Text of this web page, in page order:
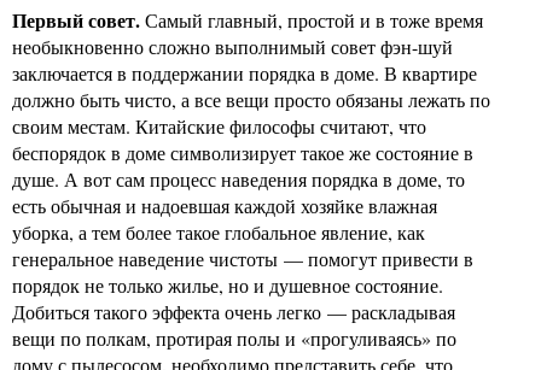
Первый совет.Самый главный, простой и в тоже время
необыкновенно сложно выполнимый совет фэн-шуй
заключается в поддержании порядка в доме. В квартире
должно быть чисто, а все вещи просто обязаны лежать по
своим местам. Китайские философы считают, что
беспорядок в доме символизирует такое же состояние в
душе. А вот сам процесс наведения порядка в доме, то
есть обычная и надоевшая каждой хозяйке влажная
уборка, а тем более такое глобальное явление, как
генеральное наведение чистоты — помогут привести в
порядок не только жилье, но и душевное состояние.
Добиться такого эффекта очень легко — раскладывая
вещи по полкам, протирая полы и «прогуливаясь» по
дому с пылесосом, необходимо представить себе, что